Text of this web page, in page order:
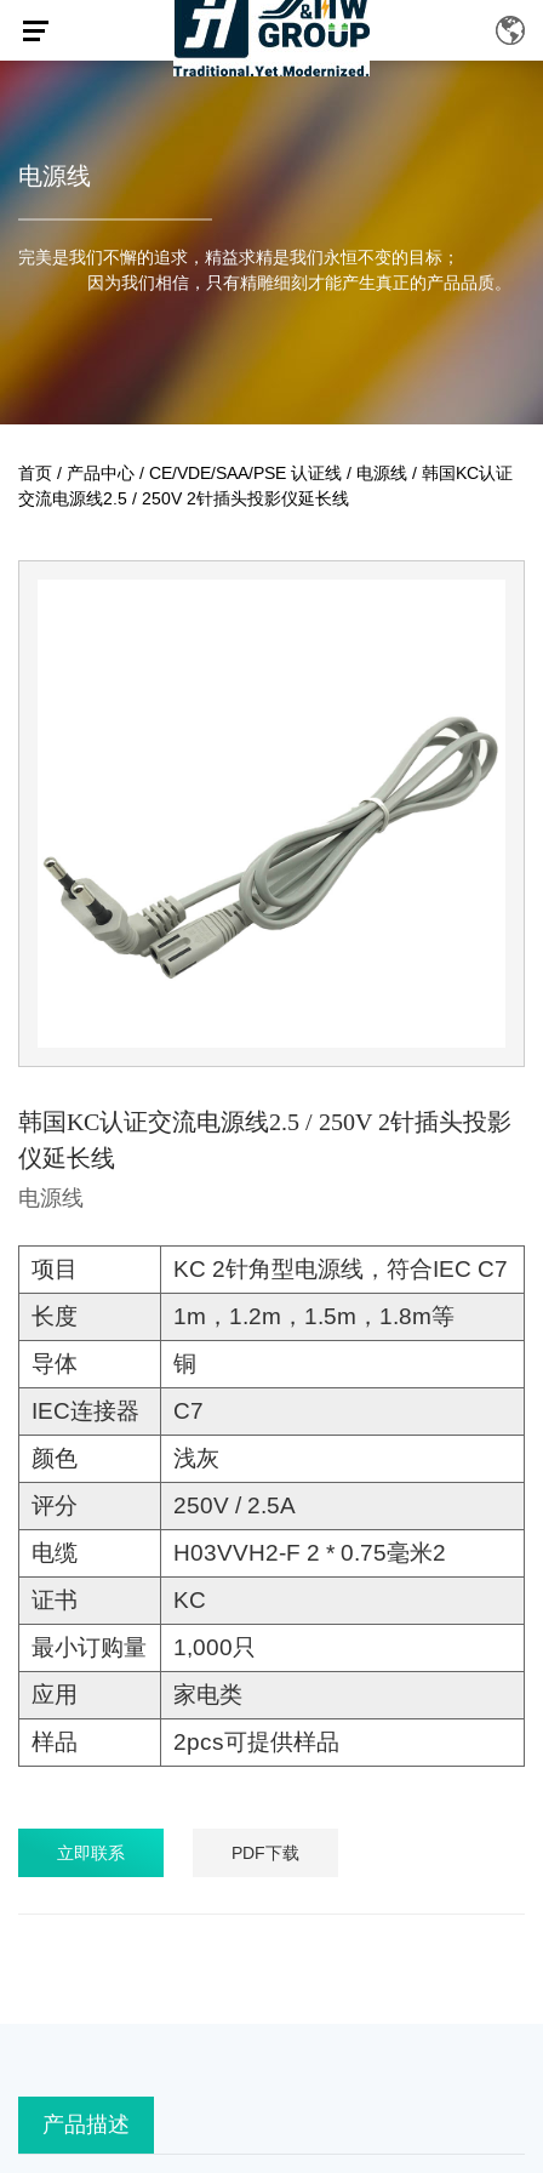
电源线
完美是我们不懈的追求，精益求精是我们永恒不变的目标；
因为我们相信，只有精雕细刻才能产生真正的产品品质。
首页 / 产品中心 / CE/VDE/SAA/PSE 认证线 / 电源线 / 韩国KC认证
交流电源线2.5 / 250V 2针插头投影仪延长线
韩国KC认证交流电源线2.5 / 250V 2针插头投影
仪延长线
电源线
项目
KC 2针角型电源线，符合IEC C7
长度
1m，1.2m，1.5m，1.8m等
导体
铜
IEC连接器
C7
颜色
浅灰
评分
250V / 2.5A
电缆
H03VVH2-F 2 * 0.75毫米2
证书
KC
最小订购量
1,000只
应用
家电类
样品
2pcs可提供样品
立即联系 PDF下载
产品描述